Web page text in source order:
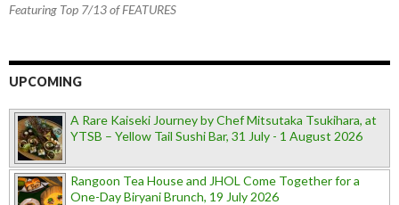
Featuring Top 7/13 of FEATURES
UPCOMING
A Rare Kaiseki Journey by Chef Mitsutaka Tsukihara, at
YTSB – Yellow Tail Sushi Bar, 31 July - 1 August 2026
Rangoon Tea House and JHOL Come Together for a
One-Day Biryani Brunch, 19 July 2026